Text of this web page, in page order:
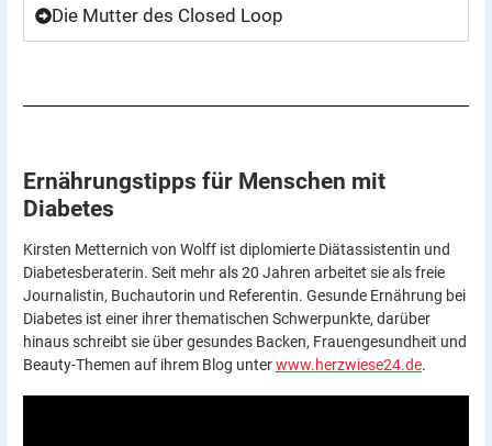
Die Mutter des Closed Loop
Ernährungstipps für Menschen mit
Diabetes
Kirsten Metternich von Wolff ist diplomierte Diätassistentin und
Diabetesberaterin. Seit mehr als 20 Jahren arbeitet sie als freie
Journalistin, Buchautorin und Referentin. Gesunde Ernährung bei
Diabetes ist einer ihrer thematischen Schwerpunkte, darüber
hinaus schreibt sie über gesundes Backen, Frauengesundheit und
Beauty-Themen auf ihrem Blog unterwww.herzwiese24.de.